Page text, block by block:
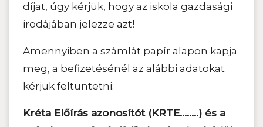
díjat, úgy kérjük, hogy az iskola gazdasági
irodájában jelezze azt!
Amennyiben a számlát papír alapon kapja
meg, a befizetésénél az alábbi adatokat
kérjük feltüntetni:
Kréta Előírás azonosítót (KRTE……..) és a